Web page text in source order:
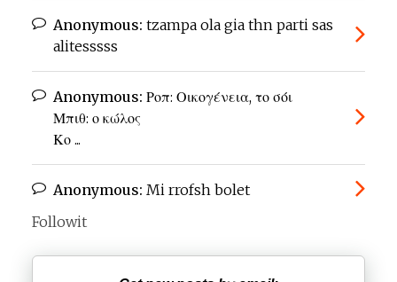
Anonymous: tzampa ola gia thn parti sas
alitesssss
Anonymous: Ροπ: Οικογένεια, το σόι
Μπιθ: ο κώλος
Κο ...
Anonymous: Mi rrofsh bolet
Followit